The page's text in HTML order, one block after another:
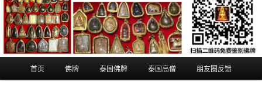
首页 佛牌 泰国佛牌 泰国高僧 朋友圈反馈